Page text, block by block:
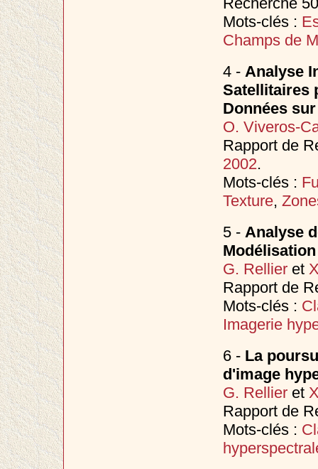
Mots-clés :
Champs de
4 - Analyse
Satellitaires
Données
O. Viveros-
Rapport de
2002.
Mots-clés :
Texture,
5 - Analyse
G. Rellieret
Rapport de
Mots-clés :
Imagerie
6 - La
d'image
G. Rellieret
Rapport de
Mots-clés :